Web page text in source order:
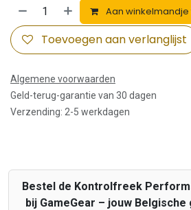
Aan
Toevoegen aan verlanglijst
Algemene voorwaarden
Geld-terug-garantie van 30 dagen
Verzending: 2-5 werkdagen
Bestel de Kontrolfreek
bij GameGear – jouw